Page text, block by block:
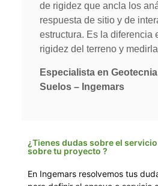
de rigidez que ancla los
respuesta de sitio y de
estructura. Es la diferencia
rigidez del terreno y
Especialista en
Suelos – Ingemars
¿Tienes dudas sobre el
sobre tu proyecto ?
En Ingemars resolvemos tus